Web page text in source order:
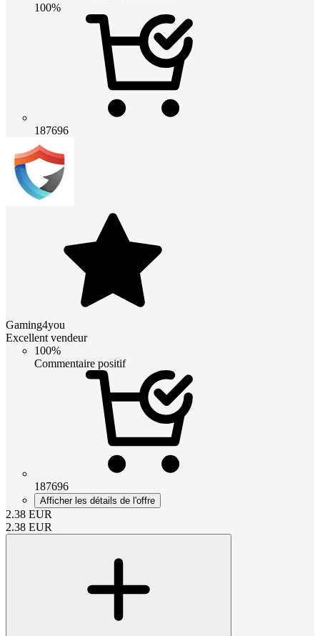
100%
187696
Gaming4you
Excellent vendeur
100%
Commentaire positif
187696
Afficher les détails de l'offre
2.38 EUR
2.38 EUR